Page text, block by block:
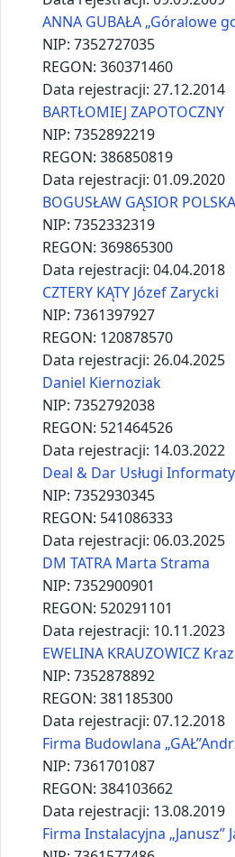
Data rejestracji: 06.03.2025
DM TATRA Marta Strama
NIP: 7352900901
REGON: 520291101
Data rejestracji: 10.11.2023
EWELINA KRAUZOWICZ Kraza
NIP: 7352878892
REGON: 381185300
Data rejestracji: 07.12.2018
Firma Budowlana
NIP: 7361701087
REGON: 384103662
Data rejestracji: 13.08.2019
Firma Instalacyjna „Janusz”
NIP: 7361577486
REGON: 121427489
Data rejestracji: 13.01.2022
FunTech Mateusz Pawlak
NIP: 7352926579
REGON: 529774491
Data rejestracji: 20.10.2024
GeoSystem PAWEŁ
NIP: 7352270883
REGON: 121336999
Data rejestracji: 14.09.2010
GRZEGORZ SMALEC Grego-
NIP: 7352774572
REGON: 384124078
Data rejestracji: 14.08.2019
Handel obwoźny. Maria
NIP: 7361536151
REGON: 492342736
Data rejestracji: 20.11.2000
HELENA MARUSARZ
NIP: 7352310950
REGON: 121179695
Data rejestracji: 01.03.2010
Instalacje Elektryczne